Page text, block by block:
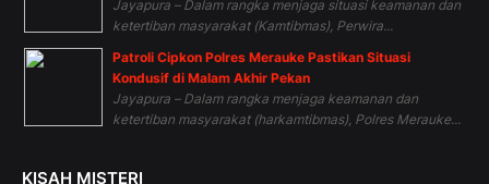
Jayapura – Dalam rangka menjaga situasi keamanan dan
ketertiban masyarakat (Kamtibmas), Perwira...
Patroli Cipkon Polres Merauke Pastikan Situasi
Kondusif di Malam Akhir Pekan
Jayapura – Dalam rangka menjaga keamanan dan
ketertiban masyarakat (harkamtibmas), Polres Merauke...
KISAH MISTERI